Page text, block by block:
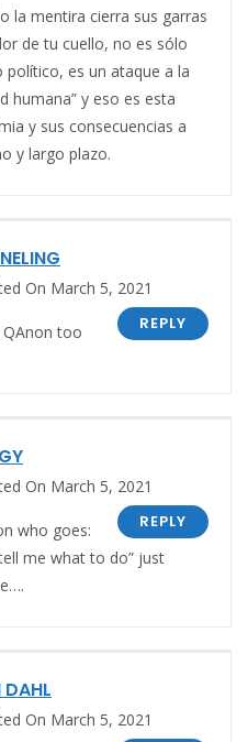
la mentira cierra sus garras
de tu cuello, no es sólo
político, es un ataque a la
humana” y eso es esta
y sus consecuencias a
y largo plazo.
On March 5, 2021
REPLY
QAnon too
On March 5, 2021
REPLY
who goes:
me what to do” just
DAHL
On March 5, 2021